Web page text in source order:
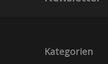
Kategorien